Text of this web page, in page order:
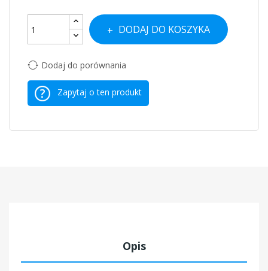
DODAJ DO KOSZYKA
Dodaj do porównania
Zapytaj o ten produkt
Opis